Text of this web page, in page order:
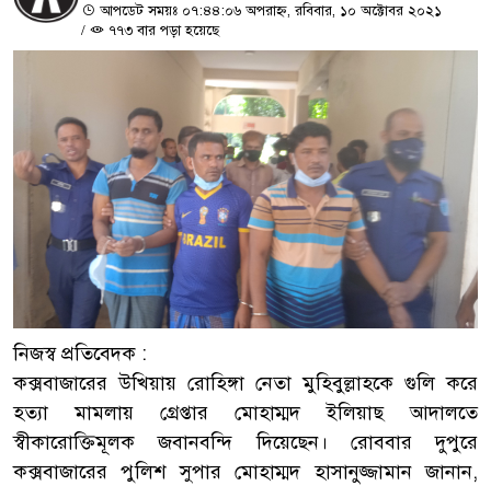
আপডেট সময়ঃ ০৭:৪৪:০৬ অপরাহ্ন, রবিবার, ১০ অক্টোবর ২০২১
/
৭৭৩ বার পড়া হয়েছে
নিজস্ব প্রতিবেদক :
কক্সবাজারের উখিয়ায় রোহিঙ্গা নেতা মুহিবুল্লাহকে গুলি করে
হত্যা মামলায় গ্রেপ্তার মোহাম্মদ ইলিয়াছ আদালতে
স্বীকারোক্তিমূলক জবানবন্দি দিয়েছেন। রোববার দুপুরে
কক্সবাজারের পুলিশ সুপার মোহাম্মদ হাসানুজ্জামান জানান,